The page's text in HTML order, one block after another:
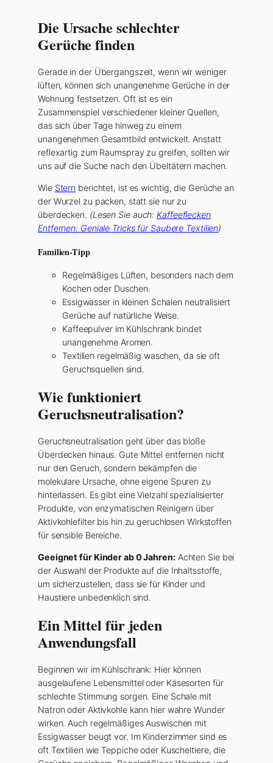
Die Ursache schlechter
Gerüche finden
Gerade in der Übergangszeit, wenn wir weniger
lüften, können sich unangenehme Gerüche in der
Wohnung festsetzen. Oft ist es ein
Zusammenspiel verschiedener kleiner Quellen,
das sich über Tage hinweg zu einem
unangenehmen Gesamtbild entwickelt. Anstatt
reflexartig zum Raumspray zu greifen, sollten wir
uns auf die Suche nach den Übeltätern machen.
Wie Stern berichtet, ist es wichtig, die Gerüche an
der Wurzel zu packen, statt sie nur zu
überdecken. (Lesen Sie auch: Kaffeeflecken
Entfernen: Geniale Tricks für Saubere Textilien)
Familien-Tipp
Regelmäßiges Lüften, besonders nach dem
Kochen oder Duschen.
Essigwasser in kleinen Schalen neutralisiert
Gerüche auf natürliche Weise.
Kaffeepulver im Kühlschrank bindet
unangenehme Aromen.
Textilien regelmäßig waschen, da sie oft
Geruchsquellen sind.
Wie funktioniert
Geruchsneutralisation?
Geruchsneutralisation geht über das bloße
Überdecken hinaus. Gute Mittel entfernen nicht
nur den Geruch, sondern bekämpfen die
molekulare Ursache, ohne eigene Spuren zu
hinterlassen. Es gibt eine Vielzahl spezialisierter
Produkte, von enzymatischen Reinigern über
Aktivkohlefilter bis hin zu geruchlosen Wirkstoffen
für sensible Bereiche.
Geeignet für Kinder ab 0 Jahren:Achten Sie bei
der Auswahl der Produkte auf die Inhaltsstoffe,
um sicherzustellen, dass sie für Kinder und
Haustiere unbedenklich sind.
Ein Mittel für jeden
Anwendungsfall
Beginnen wir im Kühlschrank: Hier können
ausgelaufene Lebensmittel oder Käsesorten für
schlechte Stimmung sorgen. Eine Schale mit
Natron oder Aktivkohle kann hier wahre Wunder
wirken. Auch regelmäßiges Auswischen mit
Essigwasser beugt vor. Im Kinderzimmer sind es
oft Textilien wie Teppiche oder Kuscheltiere, die